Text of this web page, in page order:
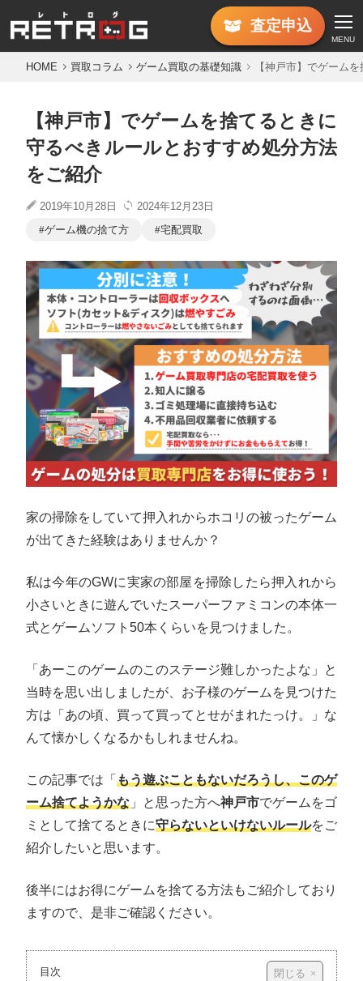
査定申込
MENU
HOME 買取コラム ゲーム買取の基礎知識 【神戸市】でゲーム
【神戸市】でゲームを捨てるときに
守るべきルールとおすすめ処分方法
をご紹介
2019年10月28日
2024年12月23日
ゲーム機の捨て方
宅配買取
家の掃除をしていて押入れからホコリの被ったゲーム
が出てきた経験はありませんか？
私は今年のGWに実家の部屋を掃除したら押入れから
小さいときに遊んでいたスーパーファミコンの本体一
式とゲームソフト50本くらいを見つけました。
「あーこのゲームのこのステージ難しかったよな」と
当時を思い出しましたが、お子様のゲームを見つけた
方は「あの頃、買って買ってとせがまれたっけ。」な
んて懐かしくなるかもしれませんね。
この記事では「 もう遊ぶこともないだろうし、このゲ
ーム捨てようかな 」と思った方へ神戸市でゲームをゴ
ミとして捨てるときに守らないといけないルールをご
紹介したいと思います。
後半にはお得にゲームを捨てる方法もご紹介しており
ますので、是非ご確認ください。
目次